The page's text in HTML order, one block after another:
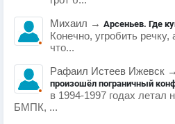
Михаил → Арсеньев. Где
Конечно, угробить
что...
Рафаил Истеев Ижевск →
произошёл пограничный
в 1994-1997 годах летал
БМПК, ...